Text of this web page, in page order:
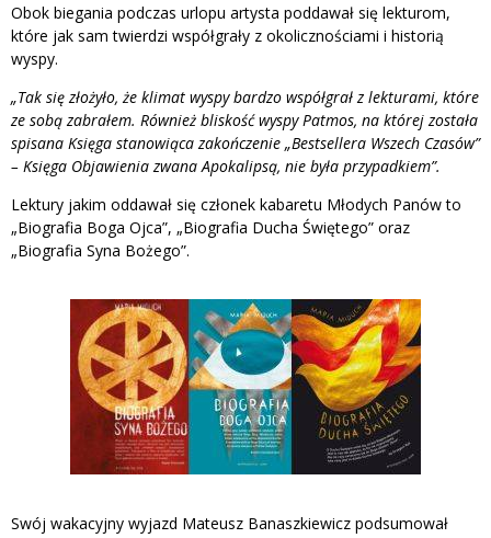
Obok biegania podczas urlopu artysta poddawał się lekturom,
które jak sam twierdzi współgrały z okolicznościami i historią
wyspy.
„Tak się złożyło, że klimat wyspy bardzo współgrał z lekturami, które
ze sobą zabrałem. Również bliskość wyspy Patmos, na której została
spisana Księga stanowiąca zakończenie „Bestsellera Wszech Czasów”
– Księga Objawienia zwana Apokalipsą, nie była przypadkiem”.
Lektury jakim oddawał się członek kabaretu Młodych Panów to
„Biografia Boga Ojca”, „Biografia Ducha Świętego” oraz
„Biografia Syna Bożego”.
Swój wakacyjny wyjazd Mateusz Banaszkiewicz podsumował